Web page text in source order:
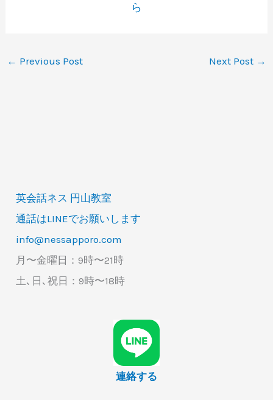
ら
← Previous Post Next Post →
英会話ネス 円山教室
通話はLINEでお願いします
info@nessapporo.com
月〜金曜日：9時〜21時
土､日､祝日：9時〜18時
連絡する